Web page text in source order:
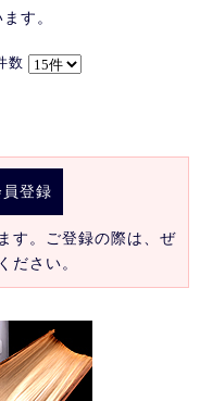
す。
数
員登録
す。ご登録の際は、ぜ
ださい。